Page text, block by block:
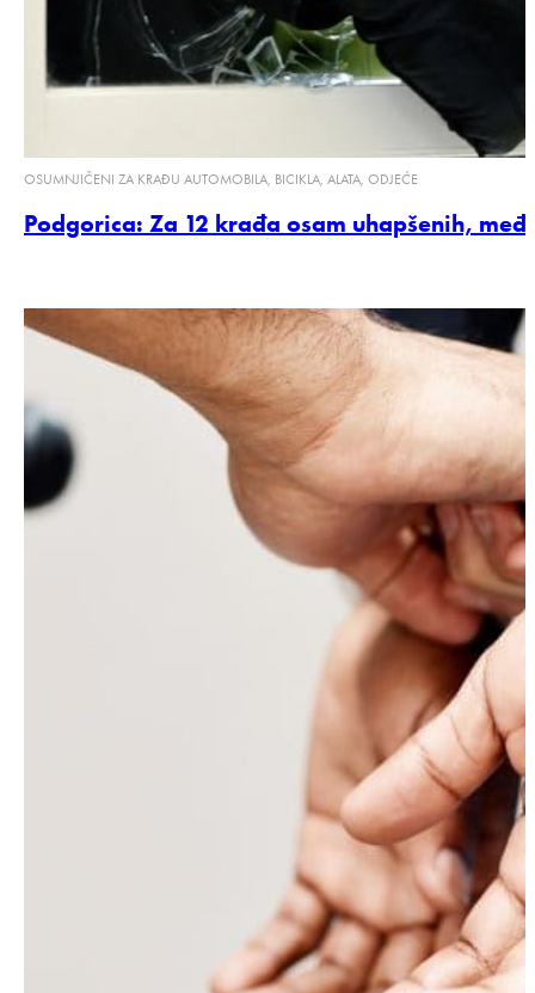
OSUMNJIČENI ZA KRAĐU AUTOMOBILA, BICIKLA, ALATA, ODJEĆE
Podgorica: Za 12 krađa osam uhapšenih,